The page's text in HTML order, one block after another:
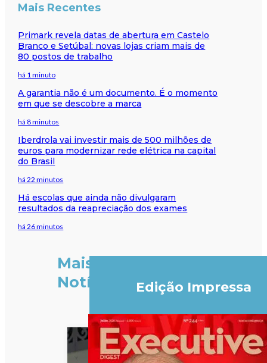
Mais Recentes
Primark revela datas de abertura em Castelo
Branco e Setúbal: novas lojas criam mais de
80 postos de trabalho
há 1 minuto
A garantia não é um documento. É o momento
em que se descobre a marca
há 8 minutos
Iberdrola vai investir mais de 500 milhões de
euros para modernizar rede elétrica na capital
do Brasil
há 22 minutos
Há escolas que ainda não divulgaram
resultados da reapreciação dos exames
há 26 minutos
Mais
Notícias
Edição Impressa